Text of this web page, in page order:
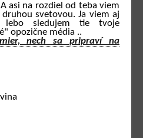
asi na rozdiel od teba viem
svetovou. Ja viem aj
sledujem tie tvoje
opozične média ..
nech sa pripraví na